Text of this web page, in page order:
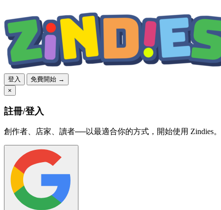
登入
免費開始 →
×
註冊/登入
創作者、店家、讀者──以最適合你的方式，開始使用 Zindies。